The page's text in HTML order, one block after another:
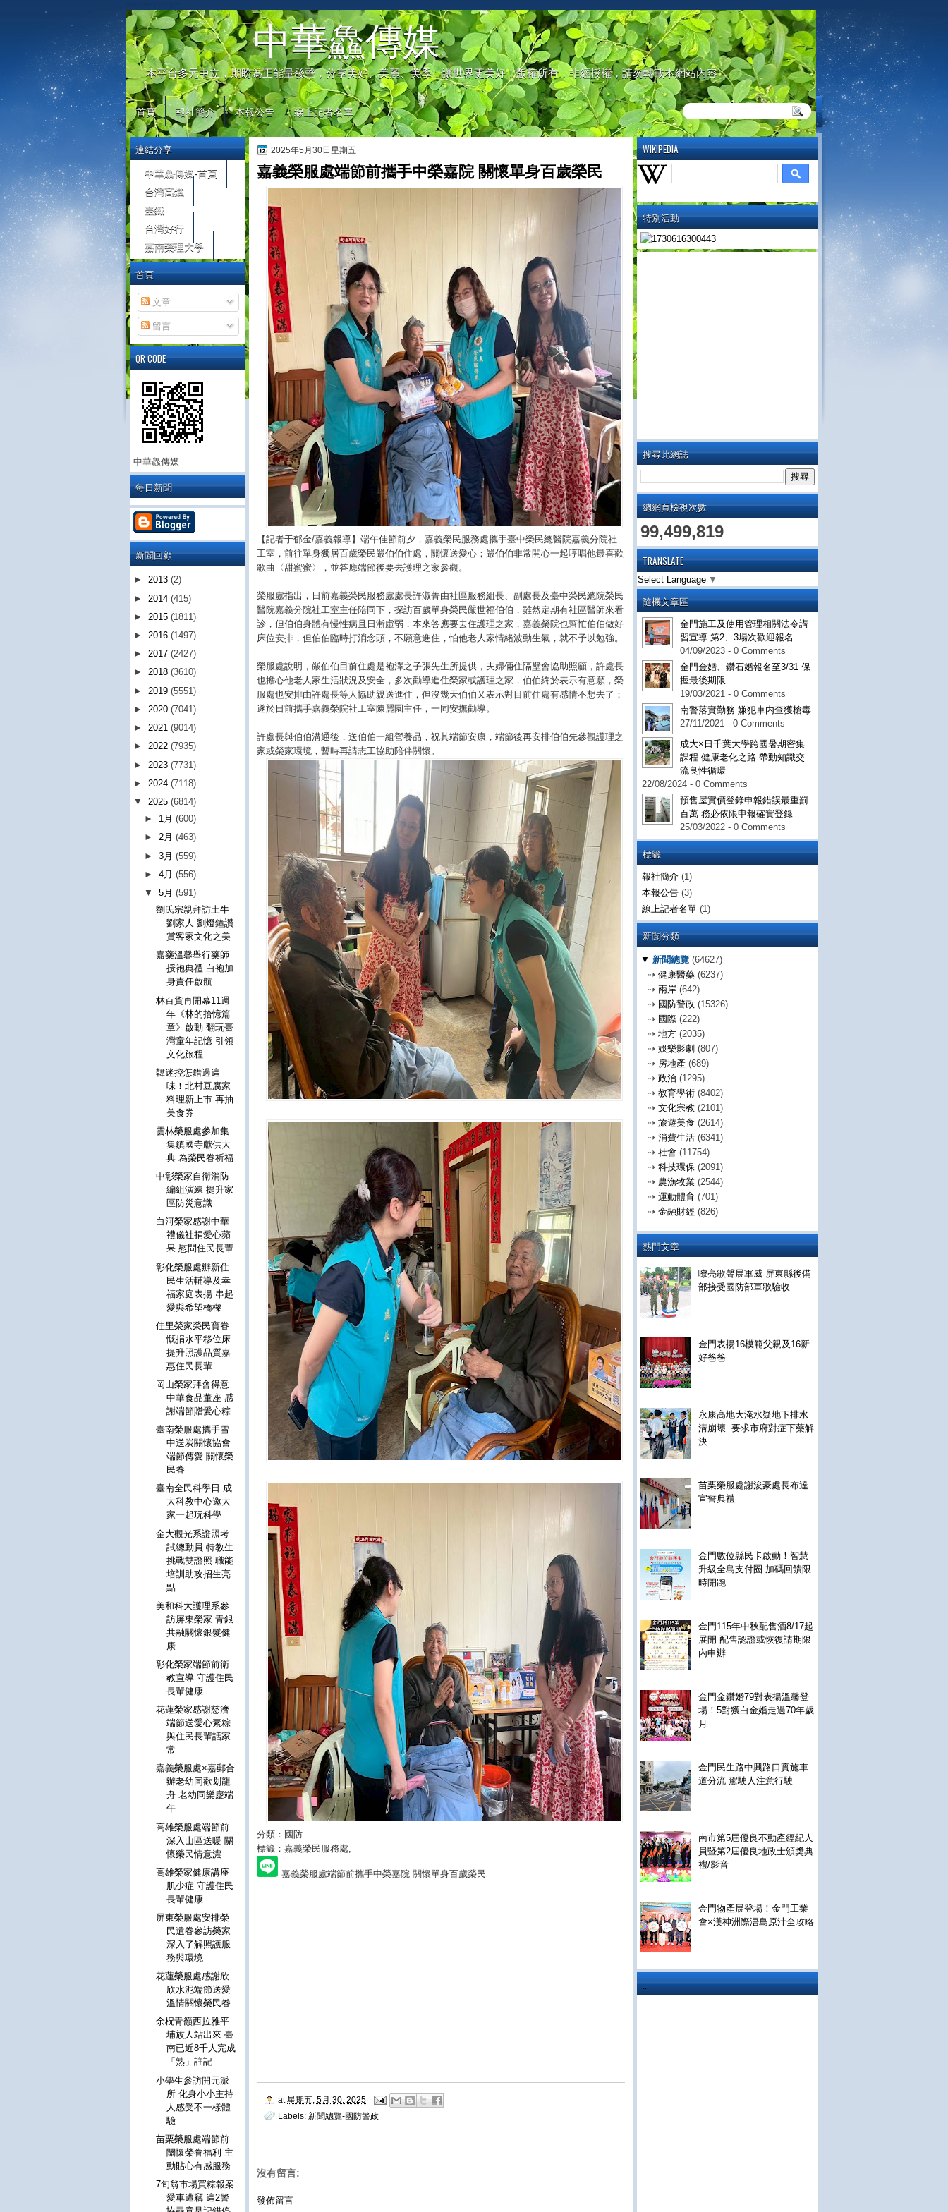
中華鱻傳媒
本平台多元中立，期盼為正能量發聲，分享美好、美麗、美學，讓世界更美好！版權所有，非經授權，請勿轉載本網站內容
首頁 報社簡介 本報公告 線上記者名單
WIKIPEDIA
特別活動
搜尋此網誌
總網頁檢視次數
99,499,819
TRANSLATE
Select Language ▼
隨機文章區
金門施工及使用管理相關法令講
習宣導 第2、3場次歡迎報名
04/09/2023 - 0 Comments
金門金婚、鑽石婚報名至3/31 保
握最後期限
19/03/2021 - 0 Comments
南警落實勤務 嫌犯車内查獲槍毒
27/11/2021 - 0 Comments
成大×日千葉大學跨國暑期密集
課程-健康老化之路 帶動知識交
流良性循環
22/08/2024 - 0 Comments
預售屋實價登錄申報錯誤最重罰
百萬 務必依限申報確實登錄
25/03/2022 - 0 Comments
標籤
報社簡介 (1)
本報公告 (3)
線上記者名單 (1)
新聞分類
▼ 新聞總覽 (64627)
⇢ 健康醫藥 (6237)
⇢ 兩岸 (642)
⇢ 國防警政 (15326)
⇢ 國際 (222)
⇢ 地方 (2035)
⇢ 娛樂影劇 (807)
⇢ 房地產 (689)
⇢ 政治 (1295)
⇢ 教育學術 (8402)
⇢ 文化宗教 (2101)
⇢ 旅遊美食 (2614)
⇢ 消費生活 (6341)
⇢ 社會 (11754)
⇢ 科技環保 (2091)
⇢ 農漁牧業 (2544)
⇢ 運動體育 (701)
⇢ 金融財經 (826)
熱門文章
嘹亮歌聲展軍威 屏東縣後備
部接受國防部軍歌驗收
金門表揚16模範父親及16新
好爸爸
永康高地大淹水疑地下排水
溝崩壞 要求市府對症下藥解
決
苗栗榮服處謝浚豪處長布達
宣誓典禮
金門數位縣民卡啟動！智慧
升級全島支付圈 加碼回饋限
時開跑
金門115年中秋配售酒8/17起
展開 配售認證或恢復請期限
內申辦
金門金鑽婚79對表揚溫馨登
場！5對獲白金婚走過70年歲
月
金門民生路中興路口實施車
道分流 駕駛人注意行駛
南市第5屆優良不動產經紀人
員暨第2屆優良地政士頒獎典
禮/影音
金門物產展登場！金門工業
會×漢神洲際浯島原汁全攻略
..
2025年5月30日星期五
嘉義榮服處端節前攜手中榮嘉院 關懷單身百歲榮民
【記者于郁金/嘉義報導】端午佳節前夕，嘉義榮民服務處攜手臺中榮民總醫院嘉義分院社
工室，前往單身獨居百歲榮民嚴伯伯住處，關懷送愛心；嚴伯伯非常開心一起哼唱他最喜歡
歌曲〈甜蜜蜜〉，並答應端節後要去護理之家參觀。
榮服處指出，日前嘉義榮民服務處處長許淑菁由社區服務組長、副處長及臺中榮民總院榮民
醫院嘉義分院社工室主任陪同下，探訪百歲單身榮民嚴世福伯伯，雖然定期有社區醫師來看
診，但伯伯身體有慢性病且日漸虛弱，本來答應要去住護理之家，嘉義榮院也幫忙伯伯做好
床位安排，但伯伯臨時打消念頭，不願意進住，怕他老人家情緒波動生氣，就不予以勉強。
榮服處說明，嚴伯伯目前住處是袍澤之子張先生所提供，夫婦倆住隔壁會協助照顧，許處長
也擔心他老人家生活狀況及安全，多次勸導進住榮家或護理之家，伯伯終於表示有意願，榮
服處也安排由許處長等人協助親送進住，但沒幾天伯伯又表示對目前住處有感情不想去了；
遂於日前攜手嘉義榮院社工室陳麗園主任，一同安撫勸導。
許處長與伯伯溝通後，送伯伯一組營養品，祝其端節安康，端節後再安排伯伯先參觀護理之
家或榮家環境，暫時再請志工協助陪伴關懷。
分類：國防
標籤：嘉義榮民服務處
嘉義榮服處端節前攜手中榮嘉院 關懷單身百歲榮民
at 星期五, 5月 30, 2025
Labels: 新聞總覽-國防警政
沒有留言:
發佈留言
連結分享
中華鱻傳媒-首頁
台灣高鐵
臺鐵
台灣好行
嘉南藥理大學
首頁
文章
留言
QR CODE
中華鱻傳媒
每日新聞
新聞回顧
► 2013 (2)
► 2014 (415)
► 2015 (1811)
► 2016 (1497)
► 2017 (2427)
► 2018 (3610)
► 2019 (5551)
► 2020 (7041)
► 2021 (9014)
► 2022 (7935)
► 2023 (7731)
► 2024 (7118)
▼ 2025 (6814)
► 1月(600)
►2月(463)
►3月(559)
►4月(556)
▼5月(591)
劉氏宗親拜訪土牛
劉家人 劉燈鐘讚
賞客家文化之美
嘉藥溫馨舉行藥師
授袍典禮 白袍加
身責任啟航
林百貨再開幕11週
年《林的拾憶篇
章》啟動 翻玩臺
灣童年記憶 引領
文化旅程
韓迷控怎錯過這
味！北村豆腐家
料理新上市 再抽
美食券
雲林榮服處參加集
集鎮國寺獻供大
典 為榮民眷祈福
中彰榮家自衛消防
編組演練 提升家
區防災意識
白河榮家感謝中華
禮儀社捐愛心蘋
果 慰問住民長輩
彰化榮服處辦新住
民生活輔導及幸
福家庭表揚 串起
愛與希望橋樑
佳里榮家榮民寶眷
慨捐水平移位床
提升照護品質嘉
惠住民長輩
岡山榮家拜會得意
中華食品董座 感
謝端節贈愛心粽
臺南榮服處攜手雪
中送炭關懷協會
端節傳愛 關懷榮
民眷
臺南全民科學日 成
大科教中心邀大
家一起玩科學
金大觀光系證照考
試總動員 特教生
挑戰雙證照 職能
培訓助攻招生亮
點
美和科大護理系參
訪屏東榮家 青銀
共融關懷銀髮健
康
彰化榮家端節前衛
教宣導 守護住民
長輩健康
花蓮榮家感謝慈濟
端節送愛心素粽
與住民長輩話家
常
嘉義榮服處×嘉郵合
辦老幼同歡划龍
舟 老幼同樂慶端
午
高雄榮服處端節前
深入山區送暖 關
懷榮民情意濃
高雄榮家健康講座-
肌少症 守護住民
長輩健康
屏東榮服處安排榮
民遺眷參訪榮家
深入了解照護服
務與環境
花蓮榮服處感謝欣
欣水泥端節送愛
溫情關懷榮民眷
余柷青籲西拉雅平
埔族人站出來 臺
南已近8千人完成
「熟」註記
小學生參訪開元派
所 化身小小主持
人感受不一樣體
驗
苗栗榮服處端節前
關懷榮眷福利 主
動貼心有感服務
7旬翁市場買粽報案
愛車遭竊 這2警